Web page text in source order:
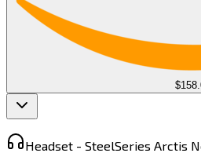
Headset - SteelSeries Arctis Nova 4X​​​​‌